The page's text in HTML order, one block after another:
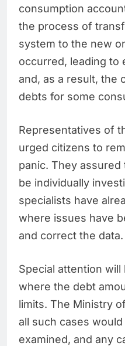
consumption
the process of
system to the new
occurred, leading to
and, as a result, the
debts for some
Representatives of
urged citizens to
panic. They
be individually
specialists have
where issues have
and correct the data.
Special attention
where the debt
limits. The Ministry
all such cases
examined, and any